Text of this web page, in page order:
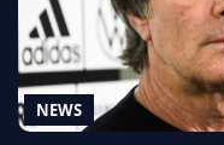
NEWS